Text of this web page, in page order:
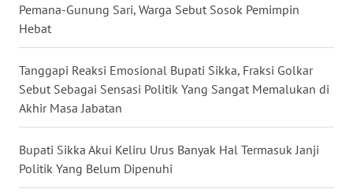
Pemana-Gunung Sari, Warga Sebut Sosok Pemimpin
Hebat
Tanggapi Reaksi Emosional Bupati Sikka, Fraksi Golkar
Sebut Sebagai Sensasi Politik Yang Sangat Memalukan di
Akhir Masa Jabatan
Bupati Sikka Akui Keliru Urus Banyak Hal Termasuk Janji
Politik Yang Belum Dipenuhi
KALSEL
KALTIM
WN
WN
GORONTALO